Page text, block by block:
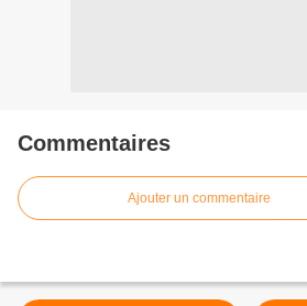
Commentaires
Ajouter un commentaire